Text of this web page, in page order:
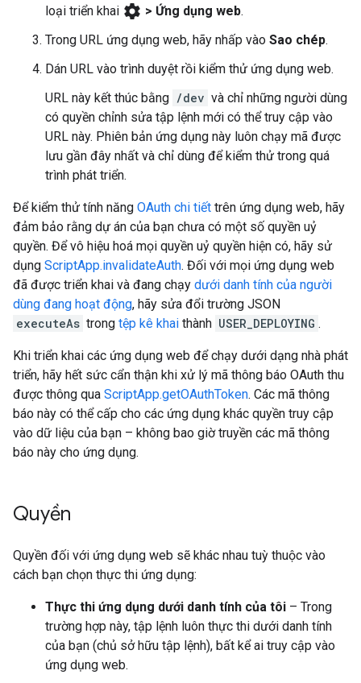
loại triển khai settings > Ứng dụng web.
Trong URL ứng dụng web, hãy nhấp vào Sao chép.
Dán URL vào trình duyệt rồi kiểm thử ứng dụng web.
URL này kết thúc bằng /dev và chỉ những người dùng
có quyền chỉnh sửa tập lệnh mới có thể truy cập vào
URL này. Phiên bản ứng dụng này luôn chạy mã được
lưu gần đây nhất và chỉ dùng để kiểm thử trong quá
trình phát triển.
Để kiểm thử tính năng OAuth chi tiết trên ứng dụng web, hãy
đảm bảo rằng dự án của bạn chưa có một số quyền uỷ
quyền. Để vô hiệu hoá mọi quyền uỷ quyền hiện có, hãy sử
dụng ScriptApp.invalidateAuth. Đối với mọi ứng dụng web
đã được triển khai và đang chạy dưới danh tính của người
dùng đang hoạt động, hãy sửa đổi trường JSON
executeAs trong tệp kê khai thành USER_DEPLOYING .
Khi triển khai các ứng dụng web để chạy dưới dạng nhà phát
triển, hãy hết sức cẩn thận khi xử lý mã thông báo OAuth thu
được thông qua ScriptApp.getOAuthToken. Các mã thông
báo này có thể cấp cho các ứng dụng khác quyền truy cập
vào dữ liệu của bạn – không bao giờ truyền các mã thông
báo này cho ứng dụng.
Quyền
Quyền đối với ứng dụng web sẽ khác nhau tuỳ thuộc vào
cách bạn chọn thực thi ứng dụng:
Thực thi ứng dụng dưới danh tính của tôi – Trong
trường hợp này, tập lệnh luôn thực thi dưới danh tính
của bạn (chủ sở hữu tập lệnh), bất kể ai truy cập vào
ứng dụng web.